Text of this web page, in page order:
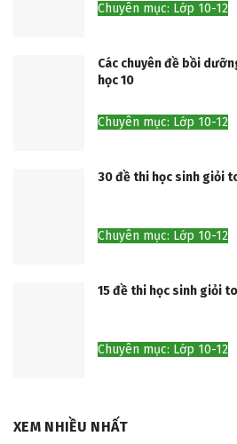
Chuyên mục: Lớp 10-12
Các chuyên đề bồi
học 10
Chuyên mục: Lớp 10-12
30 đề thi học sinh giỏi
Chuyên mục: Lớp 10-12
15 đề thi học sinh giỏi
Chuyên mục: Lớp 10-12
XEM NHIỀU NHẤT